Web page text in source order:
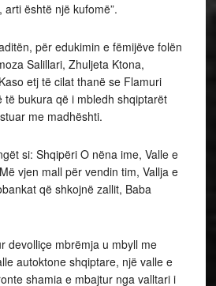
është një kufomë”.
për edukimin e fëmijëve folën
Salillari, Zhuljeta Ktona,
etj të cilat thanë se Flamuri
të bukura që i mbledh shqiptarët
me madhështi.
si: Shqipëri O nëna ime, Valle e
vjen mall për vendin tim, Vallja e
që shkojnë zallit, Baba
devolliçe mbrëmja u mbyll me
autoktone shqiptare, një valle e
shamia e mbajtur nga valltari i